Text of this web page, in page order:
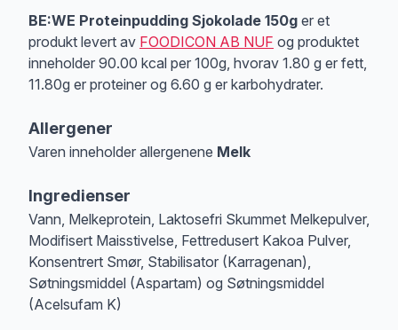
Produktbeskrivelse
BE:WE Proteinpudding Sjokolade 150g er et
produkt levert av FOODICON AB NUF og produktet
inneholder 90.00 kcal per 100g, hvorav 1.80 g er fett,
11.80g er proteiner og 6.60 g er karbohydrater.
Allergener
Varen inneholder allergenene Melk
Ingredienser
Vann, Melkeprotein, Laktosefri Skummet Melkepulver,
Modifisert Maisstivelse, Fettredusert Kakoa Pulver,
Konsentrert Smør, Stabilisator (Karragenan),
Søtningsmiddel (Aspartam) og Søtningsmiddel
(Acelsufam K)